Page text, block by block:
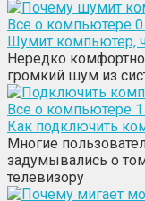
Все о компьютере 0
Шумит компьютер,
Нередко
громкий шум из
Все о компьютере 1
Как подключить
Многие
задумывались о
телевизору